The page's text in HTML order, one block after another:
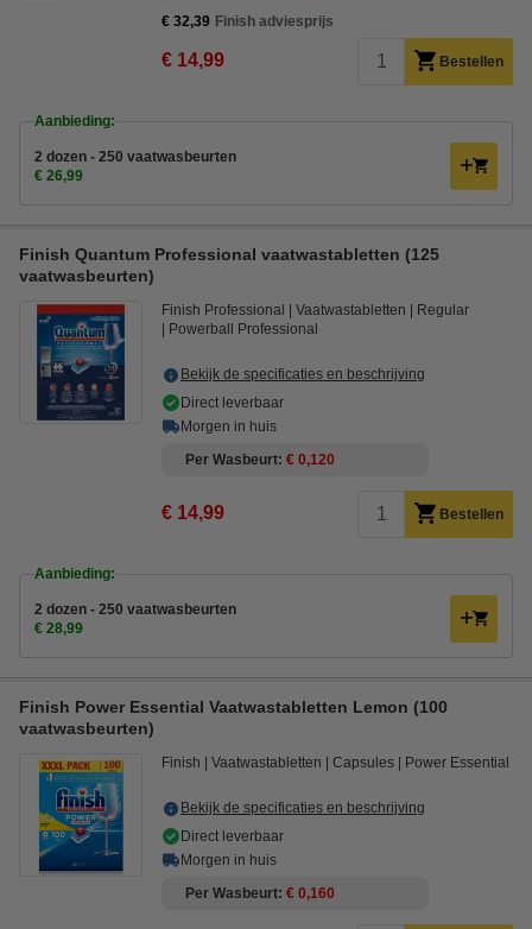
€ 32,39 Finish adviesprijs
€ 14,99 Bestellen
Aanbieding:
2 dozen - 250 vaatwasbeurten
€ 26,99
Finish Quantum Professional vaatwastabletten (125
vaatwasbeurten)
Finish Professional Vaatwastabletten
Regular
Powerball Professional
Bekijk de specificaties en beschrijving
Direct leverbaar
Morgen in huis
Per Wasbeurt € 0,120
€ 14,99 Bestellen
Aanbieding:
2 dozen - 250 vaatwasbeurten
€ 28,99
Finish Power Essential Vaatwastabletten Lemon (100
vaatwasbeurten)
Finish Vaatwastabletten Capsules Power Essential
Bekijk de specificaties en beschrijving
Direct leverbaar
Morgen in huis
Per Wasbeurt € 0,160